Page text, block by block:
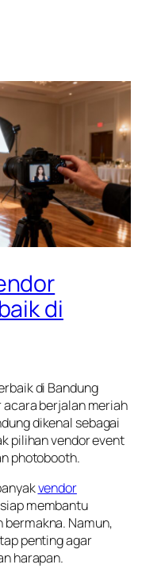
di
di Bandung
berjalan meriah
dikenal sebagai
pilihan vendor event
photobooth.
vendor
membantu
Namun,
penting agar
harapan.